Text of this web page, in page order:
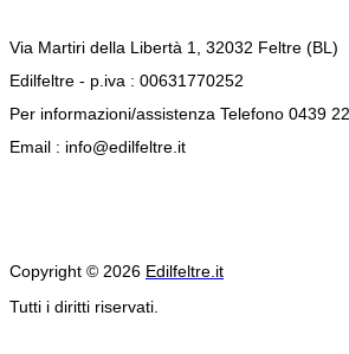
Via Martiri della Libertà 1, 32032 Feltre (BL)
Edilfeltre - p.iva : 00631770252
Per informazioni/assistenza Telefono 0439
Email : info@edilfeltre.it
Copyright © 2026 Edilfeltre.it
Tutti i diritti riservati.